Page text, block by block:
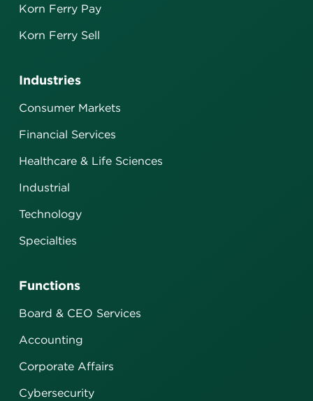
Industries
Consumer Markets
Financial Services
Healthcare & Life Sciences
Industrial
Technology
Specialties
Functions
Board & CEO Services
Accounting
Corporate Affairs
Cybersecurity
Korn Ferry Pay
Korn Ferry Sell